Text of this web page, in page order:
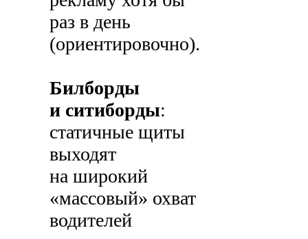
раз в день
(ориентировочно).
Билборды
и ситиборды:
статичные щиты
выходят
на широкий
«массовый» охват
водителей